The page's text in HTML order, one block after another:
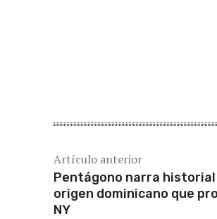
Artículo anterior
Pentágono narra historial
origen dominicano que
NY